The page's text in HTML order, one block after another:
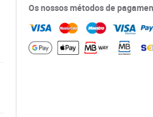
Os nossos métodos de